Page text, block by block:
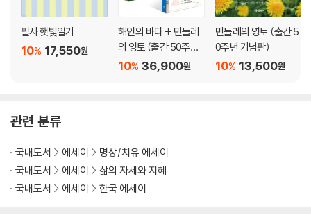
우리 집
이별학교 학생이 되어
장독대
수도원의 복도와 층계
창
성당
작은 종
필사 햇빛일기
17,550원
10%
해인의 바다 + 민들레
의 영토 (출간 50주년
기념판) 세트
36,900원
10%
민들레의 영토 (출간 5
0주년 기념판)
13,500원
10%
관련 분류
국내도서 에세이
명상/치유 에세이
국내도서
에세이
삶의 자세와 지혜
국내도서
에세이 한국 에세이